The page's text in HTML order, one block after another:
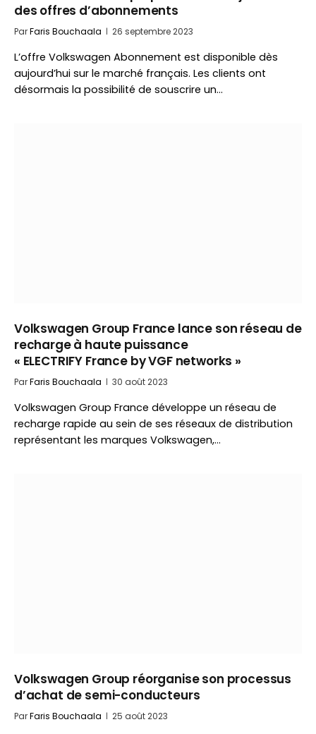
des offres d’abonnements
ParFaris Bouchaala 26 septembre 2023
L’offre Volkswagen Abonnement est disponible dès
aujourd’hui sur le marché français. Les clients ont
désormais la possibilité de souscrire un…
Volkswagen Group France lance son réseau de
recharge à haute puissance
« ELECTRIFY France by VGF networks »
ParFaris Bouchaala 30 août 2023
Volkswagen Group France développe un réseau de
recharge rapide au sein de ses réseaux de distribution
représentant les marques Volkswagen,…
Volkswagen Group réorganise son processus
d’achat de semi-conducteurs
ParFaris Bouchaala 25 août 2023